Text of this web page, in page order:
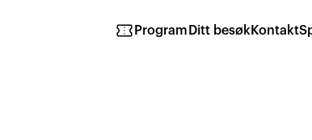
confirmation_number Program Ditt besøkKontakt